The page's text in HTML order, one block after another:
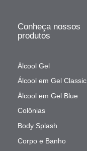
Conheça nossos
produtos
Álcool Gel
Álcool em Gel Classic
Álcool em Gel Blue
Colônias
Body Splash
Corpo e Banho